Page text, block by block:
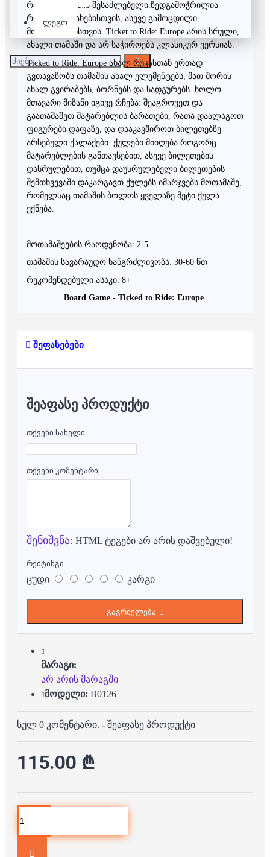
ლეგო
რაღაც 5 წუთშია შესაძლებელი.ზედგამოჭრილია
როგორც ოჯახებისთვის, ასევე გამოცდილი
მოთამაშეებისთვის. Ticket to Ride: Europe არის სრული,
ახალი თამაში და არ საჭიროებს კლასიკურ ვერსიას.
Ticked to Ride: Europe ახალ რუკასთან ერთად
გვთავაზობს თამაშის ახალ ელემენტებს, მათ შორის
ახალ გვირაბებს, ბორნებს და სადგურებს. ხოლო
მთავარი მიზანი იგივე რჩება: შეაგროვეთ და
გაათამაშეთ მატარებლის ბარათები, რათა დაალაგოთ
ფიგურები დაფაზე, და დააკავშიროთ ბილეთებზე
არსებული ქალაქები. ქულები მიიღება როგორც
მატარებლების განთავსებით, ასევე ბილეთების
დასრულებით, თუმცა დაუსრულებელი ბილეთების
შემთხვევაში დაკარგავთ ქულებს.იმარჯვებს მოთამაშე,
რომელსაც თამაშის ბოლოს ყველაზე მეტი ქულა
ექნება.
მოთამაშეების რაოდენობა: 2-5
თამაშის სავარაუდო ხანგრძლივობა: 30-60 წთ
რეკომენდებული ასაკი: 8+
Board Game - Ticked to Ride: Europe
შეფასებები
ᲨᲔᲐᲤᲐᲡᲔ ᲞᲠᲝᲓᲣᲥᲢᲘ
თქვენი სახელი
თქვენი კომენტარი
შენიშვნა: HTML ტეგები არ არის დაშვებული!
რეიტინგი
ცუდი კარგი
გაგრძელება
მარაგი:
არ არის მარაგში
მოდელი: B0126
სულ 0 კომენტარი. - შეაფასე პროდუქტი
115.00 ₾